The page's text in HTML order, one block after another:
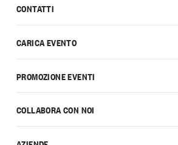
CONTATTI
CARICA EVENTO
PROMOZIONE EVENTI
COLLABORA CON NOI